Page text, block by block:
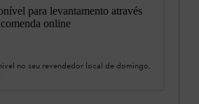
para levantamento através
online
no seu revendedor local de domingo,